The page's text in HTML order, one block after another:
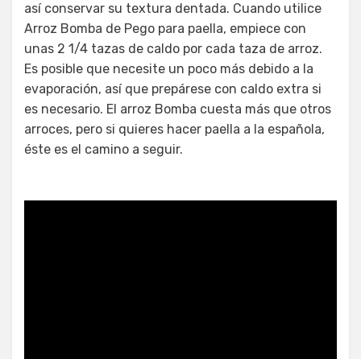
así conservar su textura dentada. Cuando utilice
Arroz Bomba de Pego para paella, empiece con
unas 2 1/4 tazas de caldo por cada taza de arroz.
Es posible que necesite un poco más debido a la
evaporación, así que prepárese con caldo extra si
es necesario. El arroz Bomba cuesta más que otros
arroces, pero si quieres hacer paella a la española,
éste es el camino a seguir.